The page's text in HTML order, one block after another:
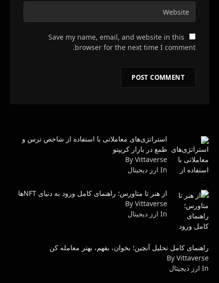
Save my name, email, and website in this
browser for the next time I comment.
استراتژی‌های معاملاتی با استفاده از شاخص ترس و
طمع در بازار کریپتو
By Vittaverse
In ارز دیجیتال
از هنر تا متاورس؛ راهنمای کامل ورود به دنیای NFTها
By Vittaverse
In ارز دیجیتال
راهنمای کامل تحلیل آنچین؛ بخوان، بفهم، بهتر معامله کن
By Vittaverse
In ارز دیجیتال